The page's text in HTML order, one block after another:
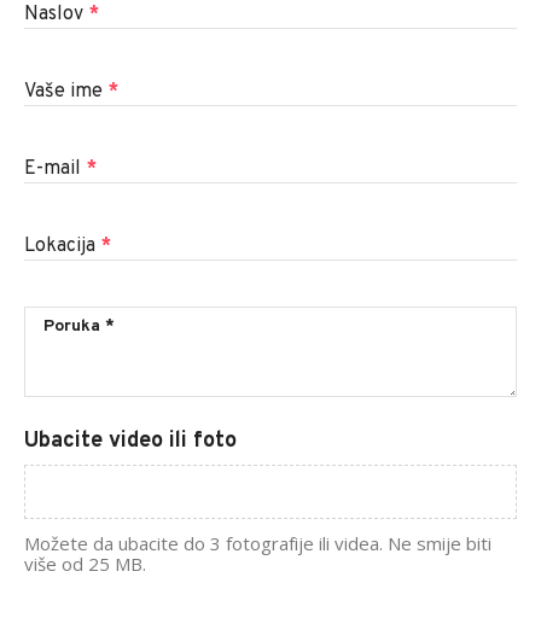
Naslov *
Vaše ime *
E-mail *
Lokacija *
Ubacite video ili foto
Možete da ubacite do 3 fotografije ili videa. Ne smije biti
više od 25 MB.